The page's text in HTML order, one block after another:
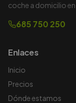
coche a domicilio en
685 750 250
Enlaces
Inicio
Precios
Dónde estamos